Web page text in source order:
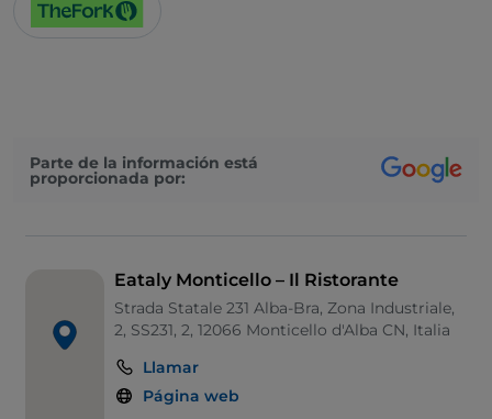
Parte de la información está
proporcionada por:
Eataly Monticello – Il Ristorante
Strada Statale 231 Alba-Bra, Zona Industriale,
2, SS231, 2, 12066 Monticello d'Alba CN, Italia
Llamar
Página web